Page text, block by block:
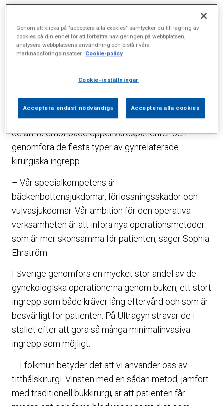
att få i gång alla administrativa rutiner var värre än vi
kunde ana. Ge oss bara lite tid så kommer allt att bli
bra, säger Jan Zetterström med ett snett leende.
De båda gynekologerna har tidigare varit
specialisering inom avancerad kirurgi och
bäckenbottenproblem. På Sophiahemmet kommer
de att ta emot både öppenvårdspatienter och
genomföra de flesta typer av gynrelaterade
kirurgiska ingrepp.
– Vår specialkompetens är
bäckenbottensjukdomar, förlossningsskador och
vulvasjukdomar. Vår ambition för den operativa
verksamheten är att införa nya operationsmetoder
som är mer skonsamma för patienten, säger Sophia
Ehrström.
I Sverige genomförs en mycket stor andel av de
gynekologiska operationerna genom buken, ett stort
ingrepp som både kräver lång eftervård och som är
besvärligt för patienten. På Ultragyn strävar de i
stället efter att göra så många minimalinvasiva
ingrepp som möjligt.
– I folkmun betyder det att vi använder oss av
titthålskirurgi. Vinsten med en sådan metod, jämfört
med traditionell bukkirurgi, är att patienten får
Genom att klicka på "acceptera alla cookies" samtycker du till lagring av
cookies på din enhet för att förbättra navigeringen på webbplatsen,
analysera webbplatsens användning och bistå i våra
marknadsföringsinsatser. Cookie-policy
Cookie-inställningar
Acceptera endast nödvändiga Acceptera alla cookies